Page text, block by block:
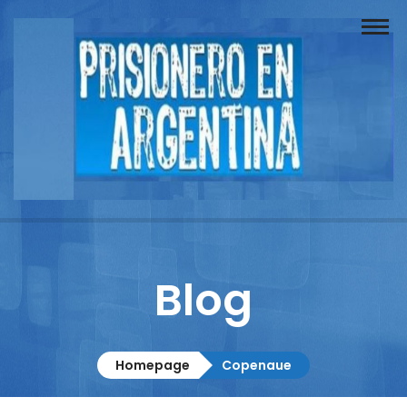
Buscador
Documentos
Columnistas
Contacto
Blog
Homepage Copenaue